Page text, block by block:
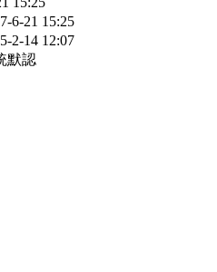
6-21 15:25
2-14 12:07
默認